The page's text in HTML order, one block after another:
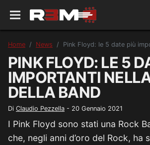
Home News Pink Floyd: le 5 date più
PINK FLOYD: LE 5
IMPORTANTI
DELLA BAND
Di Claudio Pezzella - 20 Gennaio 2021
I Pink Floyd sono stati una Rock
che, negli anni d’oro del Rock, ha